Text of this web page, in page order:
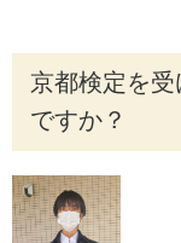
京都検定を
ですか？